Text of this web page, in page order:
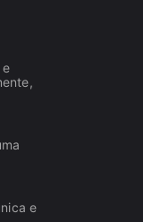
e
e